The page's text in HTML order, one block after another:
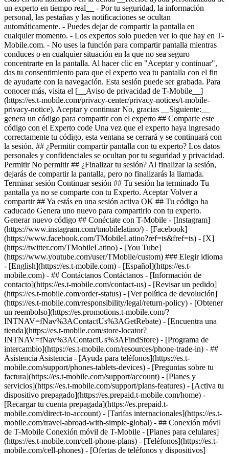
un experto en tiempo real__ - Por tu seguridad, la información
personal, las pestañas y las notificaciones se ocultan
automáticamente. - Puedes dejar de compartir la pantalla en
cualquier momento. - Los expertos solo pueden ver lo que hay en T-
Mobile.com. - No uses la función para compartir pantalla mientras
conduces o en cualquier situación en la que no sea seguro
concentrarte en la pantalla. Al hacer clic en "Aceptar y continuar",
das tu consentimiento para que el experto vea tu pantalla con el fin
de ayudarte con la navegación. Esta sesión puede ser grabada. Para
conocer más, visita el [__Aviso de privacidad de T-Mobile__]
(https://es.t-mobile.com/privacy-center/privacy-notices/t-mobile-
privacy-notice). Aceptar y continuar No, gracias __Siguiente:__
genera un código para compartir con el experto ## Comparte este
código con el Experto code Una vez que el experto haya ingresado
correctamente tu código, esta ventana se cerrará y se continuará con
la sesión. ## ¿Permitir compartir pantalla con tu experto? Los datos
personales y confidenciales se ocultan por tu seguridad y privacidad.
Permitir No permitir ## ¿Finalizar tu sesión? Al finalizar la sesión,
dejarás de compartir la pantalla, pero no finalizarás la llamada.
Terminar sesión Continuar sesión ## Tu sesión ha terminado Tu
pantalla ya no se comparte con tu Experto. Aceptar Volver a
compartir ## Ya estás en una sesión activa OK ## Tu código ha
caducado Genera uno nuevo para compartirlo con tu experto.
Generar nuevo código ## Conéctate con T-Mobile - [Instagram]
(https://www.instagram.com/tmobilelatino/) - [Facebook]
(https://www.facebook.com/TMobileLatino?ref=ts&fref=ts) - [X]
(https://twitter.com/TMobileLatino) - [You Tube]
(https://www.youtube.com/user/TMobile/custom) ### Elegir idioma
- [English](https://es.t-mobile.com) - [Español](https://es.t-
mobile.com) - ## Contáctanos Contáctanos - [Información de
contacto](https://es.t-mobile.com/contact-us) - [Revisar un pedido]
(https://es.t-mobile.com/order-status) - [Ver política de devolución]
(https://es.t-mobile.com/responsibility/legal/return-policy) - [Obtener
un reembolso](https://es.promotions.t-mobile.com/?
INTNAV=fNav%3AContactUs%3AGetRebate) - [Encuentra una
tienda](https://es.t-mobile.com/store-locator?
INTNAV=fNav%3AContactUs%3AFindStore) - [Programa de
intercambio](https://es.t-mobile.com/resources/phone-trade-in) - ##
Asistencia Asistencia - [Ayuda para teléfonos](https://es.t-
mobile.com/support/phones-tablets-devices) - [Preguntas sobre tu
factura](https://es.t-mobile.com/support/account) - [Planes y
servicios](https://es.t-mobile.com/support/plans-features) - [Activa tu
dispositivo prepagado](https://es.prepaid.t-mobile.com/home) -
[Recargar tu cuenta prepagada](https://es.prepaid.t-
mobile.com/direct-to-account) - [Tarifas internacionales](https://es.t-
mobile.com/travel-abroad-with-simple-global) - ## Conexión móvil
de T-Mobile Conexión móvil de T-Mobile - [Planes para celulares]
(https://es.t-mobile.com/cell-phone-plans) - [Teléfonos](https://es.t-
mobile.com/cell-phones) - [Ofertas de teléfonos y dispositivos]